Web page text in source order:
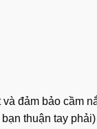
đảm bảo cầm
thuận tay phải)